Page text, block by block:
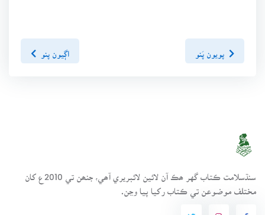
اڳيون پنو
سنڌسلامت ڪتاب گهر ھڪ آن لائين لائبريري آھي، جنھن تي 2010ع کان
مختلف موضوعن تي ڪتاب رکيا پيا وڃن.